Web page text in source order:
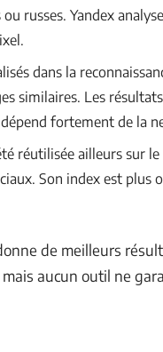
russes. Yandex
dans la
similaires. Les
fortement de la
réutilisée ailleurs sur
Son index est plus
de meilleurs
aucun outil ne